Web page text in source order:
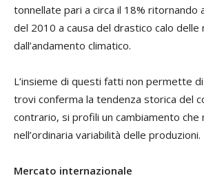
tonnellate pari a circa il 18% ritornando
del 2010 a causa del drastico calo
dall’andamento climatico.
L’insieme di questi fatti non permette
trovi conferma la tendenza storica del
contrario, si profili un cambiamento che
nell’ordinaria variabilità delle produzioni.
Mercato internazionale